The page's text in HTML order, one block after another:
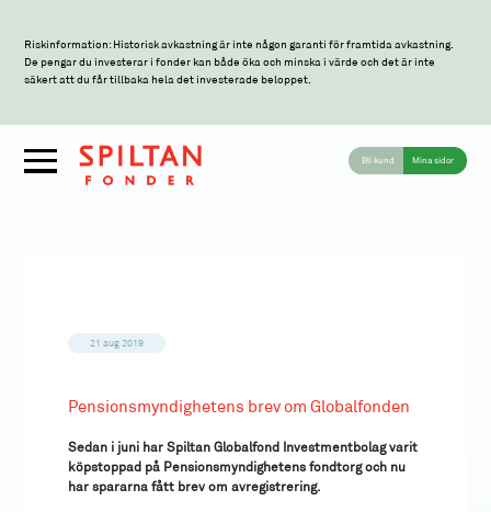
Riskinformation: Historisk avkastning är inte någon garanti för framtida avkastning.
De pengar du investerar i fonder kan både öka och minska i värde och det är inte
säkert att du får tillbaka hela det investerade beloppet.
Bli kund Mina sidor
21 aug 2019
Pensionsmyndighetens brev om Globalfonden
Sedan i juni har Spiltan Globalfond Investmentbolag varit
köpstoppad på Pensionsmyndighetens fondtorg och nu
har spararna fått brev om avregistrering.